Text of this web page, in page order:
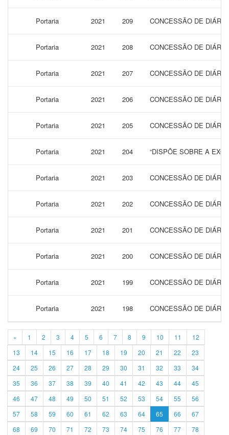
Portaria 2021 209 CONCESSÃO DE
Portaria 2021 208 CONCESSÃO DE
Portaria 2021 207 CONCESSÃO DE
Portaria 2021 206 CONCESSÃO DE
Portaria 2021 205 CONCESSÃO DE
Portaria 2021 204 “DISPÕE SOBRE A
Portaria 2021 203 CONCESSÃO DE
Portaria 2021 202 CONCESSÃO DE
Portaria 2021 201 CONCESSÃO DE
Portaria 2021 200 CONCESSÃO DE
Portaria 2021 199 CONCESSÃO DE
Portaria 2021 198 CONCESSÃO DE
« 1 2 3 4 5 6 7 8 9 10 11
12
13
14 15 16 17 18 19 20 21 22
23
24
25 26 27 28 29 30 31 32 33
34
35
36 37 38 39 40 41 42 43 44
45
46
47 48 49 50 51 52 53 54 55
56
57
58 59 60 61 62 63 64 65 66
67
68
69 70 71 72 73 74 75 76 77 78